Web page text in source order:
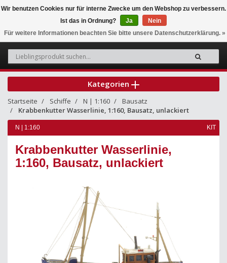
0
Kategorien
Startseite Schiffe N | 1:160
Bausatz
Krabbenkutter Wasserlinie, 1:160, Bausatz, unlackiert
N | 1:160 KIT
Krabbenkutter Wasserlinie,
1:160, Bausatz, unlackiert
Wir benutzen Cookies nur für interne Zwecke um den Webshop zu verbessern.
Ist das in Ordnung?
Ja
Nein
Für weitere Informationen beachten Sie bitte unsere Datenschutzerklärung. »